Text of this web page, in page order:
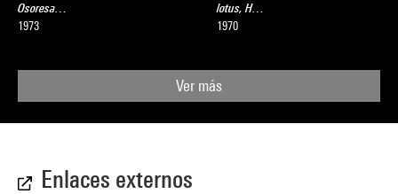
Osoresa…
1973
lotus, H…
1970
Ver más
Enlaces externos